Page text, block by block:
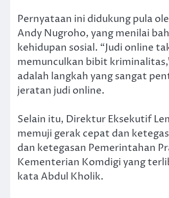
Pernyataan ini didukung pula
Andy Nugroho, yang menilai
kehidupan sosial. “Judi online
memunculkan bibit
adalah langkah yang sangat
jeratan judi online.
Selain itu, Direktur Eksekutif
memuji gerak cepat dan
dan ketegasan Pemerintahan
Kementerian Komdigi yang
kata Abdul Kholik.